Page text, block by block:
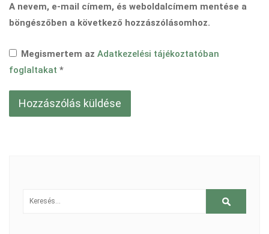
A nevem, e-mail címem, és weboldalcímem mentése a
böngészőben a következő hozzászólásomhoz.
Megismertem az Adatkezelési tájékoztatóban
foglaltakat *